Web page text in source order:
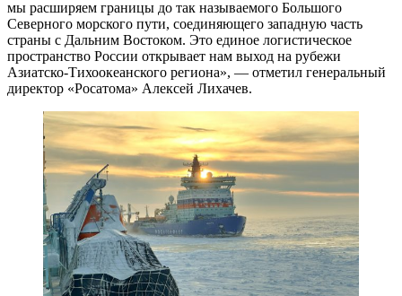
мы расширяем границы до так называемого Большого
Северного морского пути, соединяющего западную часть
страны с Дальним Востоком. Это единое логистическое
пространство России открывает нам выход на рубежи
Азиатско-Тихоокеанского региона», — отметил генеральный
директор «Росатома» Алексей Лихачев.